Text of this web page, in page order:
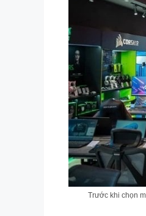
Trước khi chọn